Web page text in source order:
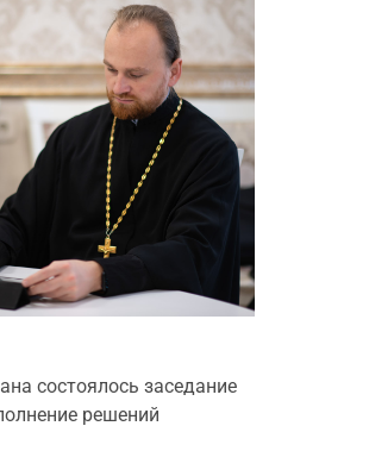
состоялось заседание
решений